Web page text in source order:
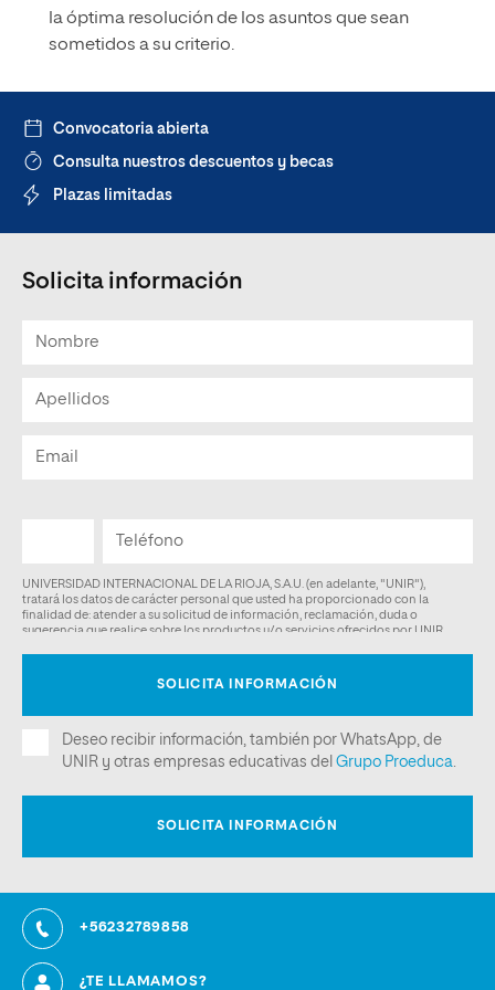
la óptima resolución de los asuntos que sean
sometidos a su criterio.
Convocatoria abierta
Consulta nuestros descuentos y becas
Plazas limitadas
Solicita información
+56232789858
¿TE LLAMAMOS?